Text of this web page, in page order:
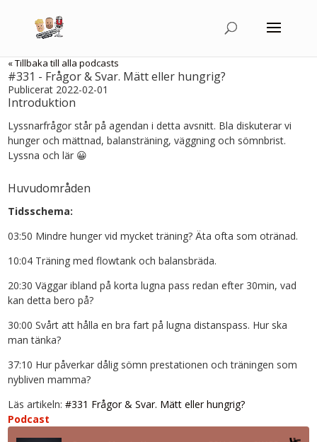
« Tillbaka till alla podcasts
#331 - Frågor & Svar. Mätt eller hungrig?
Publicerat 2022-02-01
Introduktion
Lyssnarfrågor står på agendan i detta avsnitt. Bla diskuterar vi
hunger och mättnad, balansträning, väggning och sömnbrist.
Lyssna och lär 😀
Huvudområden
Tidsschema:
03:50 Mindre hunger vid mycket träning? Äta ofta som otränad.
10:04 Träning med flowtank och balansbräda.
20:30 Väggar ibland på korta lugna pass redan efter 30min, vad
kan detta bero på?
30:00 Svårt att hålla en bra fart på lugna distanspass. Hur ska
man tänka?
37:10 Hur påverkar dålig sömn prestationen och träningen som
nybliven mamma?
Läs artikeln:#331 Frågor & Svar. Mätt eller hungrig?
Podcast